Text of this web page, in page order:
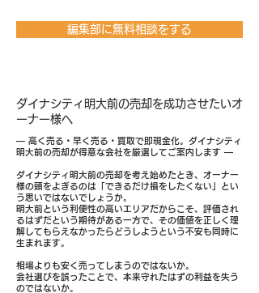
編集部に無料相談をする
ダイナシティ明大前の売却を成功させたいオ
ーナー様へ
― 高く売る・早く売る・買取で即現金化。ダイナシティ
明大前の売却が得意な会社を厳選してご案内します ―
ダイナシティ明大前の売却を考え始めたとき、オーナー
様の頭をよぎるのは「できるだけ損をしたくない」とい
う思いではないでしょうか。
明大前という利便性の高いエリアだからこそ、評価され
るはずだという期待がある一方で、その価値を正しく理
解してもらえなかったらどうしようという不安も同時に
生まれます。
相場よりも安く売ってしまうのではないか。
会社選びを誤ったことで、本来守れたはずの利益を失う
のではないか。